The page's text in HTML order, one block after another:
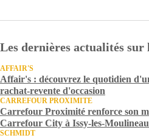
Les dernières actualités sur
AFFAIR'S
Affair's : découvrez le quotidien
rachat-revente d'occasion
CARREFOUR PROXIMITE
Carrefour Proximité renforce son
Carrefour City à Issy-les-
SCHMIDT